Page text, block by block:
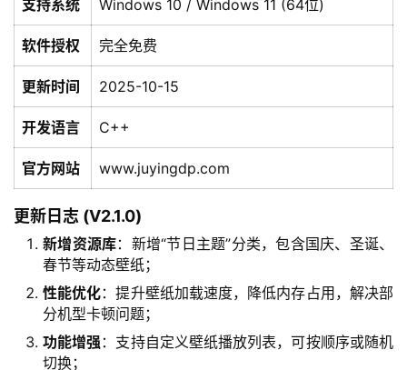
支持系统 Windows 10 / Windows 11 (64位)
软件授权 完全免费
更新时间 2025-10-15
开发语言 C++
官方网站 www.juyingdp.com
更新日志 (V2.1.0)
新增资源库：新增“节日主题”分类，包含国庆、圣诞、
春节等动态壁纸；
性能优化：提升壁纸加载速度，降低内存占用，解决部
分机型卡顿问题；
功能增强 ：支持自定义壁纸播放列表，可按顺序或随机
切换；